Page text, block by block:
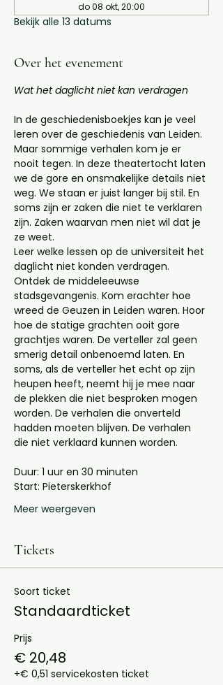
do 08 okt, 20:00
Bekijk alle 13 datums
Over het evenement
Wat het daglicht niet kan verdragen
In de geschiedenisboekjes kan je veel
leren over de geschiedenis van Leiden.
Maar sommige verhalen kom je er
nooit tegen. In deze theatertocht laten
we de gore en onsmakelijke details niet
weg. We staan er juist langer bij stil. En
soms zijn er zaken die niet te verklaren
zijn. Zaken waarvan men niet wil dat je
ze weet.
Leer welke lessen op de universiteit het
daglicht niet konden verdragen.
Ontdek de middeleeuwse
stadsgevangenis. Kom erachter hoe
wreed de Geuzen in Leiden waren. Hoor
hoe de statige grachten ooit gore
grachtjes waren. De verteller zal geen
smerig detail onbenoemd laten. En
soms, als de verteller het echt op zijn
heupen heeft, neemt hij je mee naar
de plekken die niet besproken mogen
worden. De verhalen die onverteld
hadden moeten blijven. De verhalen
die niet verklaard kunnen worden.
Duur: 1 uur en 30 minuten
Start: Pieterskerkhof
Meer weergeven
Tickets
Soort ticket
Standaardticket
Prijs
€ 20,48
+€ 0,51 servicekosten ticket